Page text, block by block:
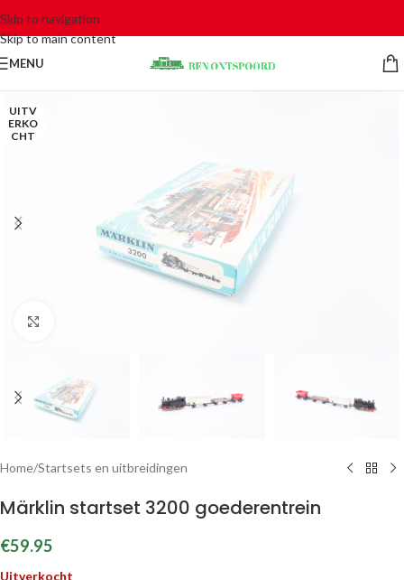
Skip to navigation
Skip to main content
MENU
UITV
ERKO
CHT
Home/Startsets en uitbreidingen
Märklin startset 3200 goederentrein
€59.95
Uitverkocht